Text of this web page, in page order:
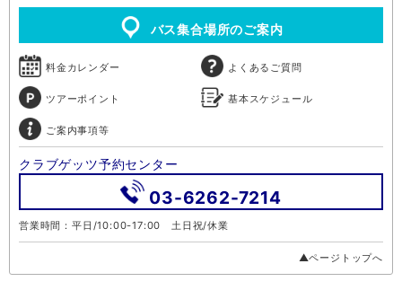
バス集合場所のご案内
料金カレンダー よくあるご質問
ツアーポイント 基本スケジュール
ご案内事項等
クラブゲッツ予約センター
03-6262-7214
営業時間：平日/10:00-17:00 土日祝/休業
▲ページトップへ